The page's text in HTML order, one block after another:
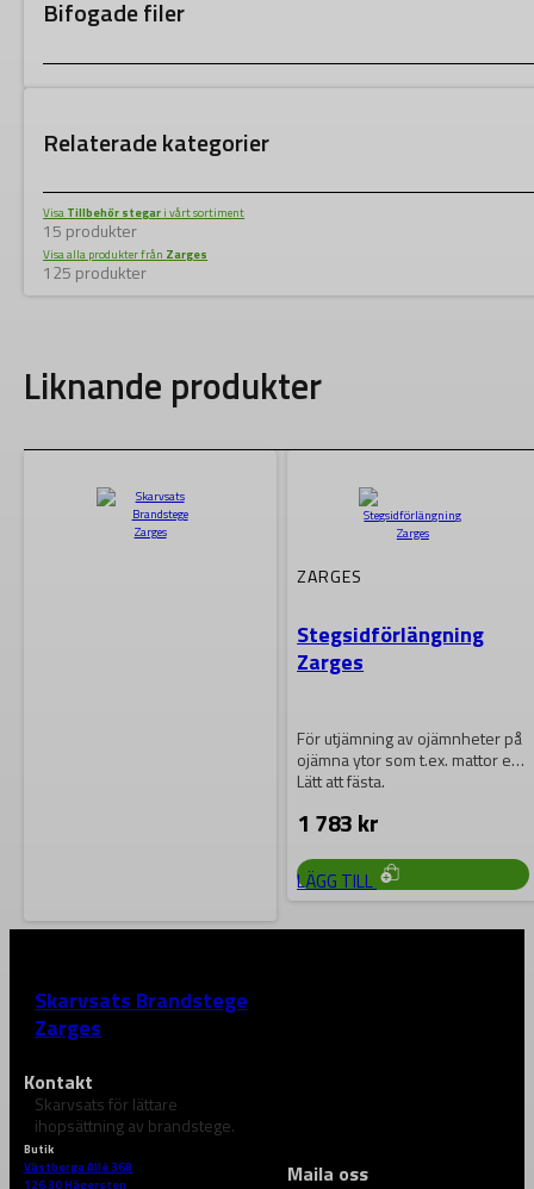
Bifogade filer
Relaterade kategorier
Visa Tillbehör stegar i vårt sortiment
15 produkter
Visa alla produkter från Zarges
125 produkter
Liknande produkter
Skarvsats Brandstege
Zarges
Skarvsats för lättare
ihopsättning av brandstege.
ZARGES
Stegsidförlängning
Zarges
För utjämning av ojämnheter på
ojämna ytor som t.ex. mattor etc.
Lätt att fästa.
1 783kr
LÄGG TILL
Kontakt
Butik
Västberga Allé 36B
126 30 Hägersten
Maila oss